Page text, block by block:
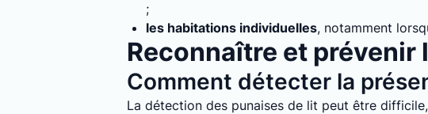
;
les habitations individuelles, notamment
Reconnaître et
Comment détecter la
La détection des punaises de lit peut être